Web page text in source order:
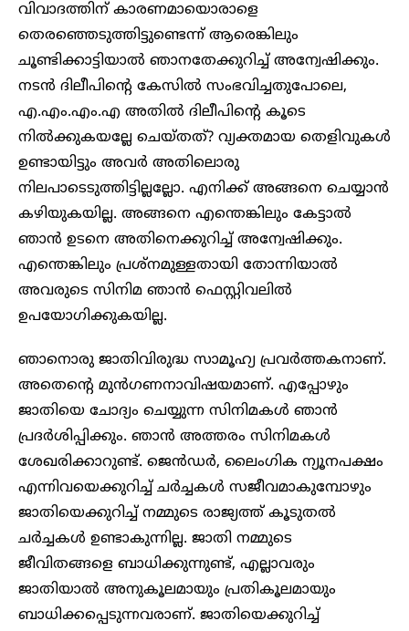
വിവാദത്തിന് കാരണമായൊരാളെ
തെരഞ്ഞെടുത്തിട്ടുണ്ടെന്ന് ആരെങ്കിലും
ചൂണ്ടിക്കാട്ടിയാൽ ഞാനതേക്കുറിച്ച് അന്വേഷിക്കും.
നടൻ ദിലീപിന്റെ കേസിൽ സംഭവിച്ചതുപോലെ,
എ.എം.എം.എ അതിൽ ദിലീപിന്റെ കൂടെ
നിൽക്കുകയല്ലേ ചെയ്തത്? വ്യക്തമായ തെളിവുകൾ
ഉണ്ടായിട്ടും അവർ അതിലൊരു
നിലപാടെടുത്തിട്ടില്ലല്ലോ. എനിക്ക് അങ്ങനെ ചെയ്യാൻ
കഴിയുകയില്ല. അങ്ങനെ എന്തെങ്കിലും കേട്ടാൽ
ഞാൻ ഉടനെ അതിനെക്കുറിച്ച് അന്വേഷിക്കും.
എന്തെങ്കിലും പ്രശ്‌നമുള്ളതായി തോന്നിയാൽ
അവരുടെ സിനിമ ഞാൻ ഫെസ്റ്റിവലിൽ
ഉപയോഗിക്കുകയില്ല.
ഞാനൊരു ജാതിവിരുദ്ധ സാമൂഹ്യ പ്രവർത്തകനാണ്.
അതെന്റെ മുൻഗണനാവിഷയമാണ്. എപ്പോഴും
ജാതിയെ ചോദ്യം ചെയ്യുന്ന സിനിമകൾ ഞാൻ
പ്രദർശിപ്പിക്കും. ഞാൻ അത്തരം സിനിമകൾ
ശേഖരിക്കാറുണ്ട്. ജെൻഡർ, ലൈംഗിക ന്യൂനപക്ഷം
എന്നിവയെക്കുറിച്ച് ചർച്ചകൾ സജീവമാകുമ്പോഴും
ജാതിയെക്കുറിച്ച് നമ്മുടെ രാജ്യത്ത് കൂടുതൽ
ചർച്ചകൾ ഉണ്ടാകുന്നില്ല. ജാതി നമ്മുടെ
ജീവിതങ്ങളെ ബാധിക്കുന്നുണ്ട്, എല്ലാവരും
ജാതിയാൽ അനുകൂലമായും പ്രതികൂലമായും
ബാധിക്കപ്പെടുന്നവരാണ്. ജാതിയെക്കുറിച്ച്